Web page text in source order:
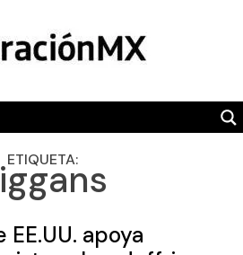
POLÍTICA
CAMALEÓN
OPINIÓN
SECTION
ETIQUETA:
apoya